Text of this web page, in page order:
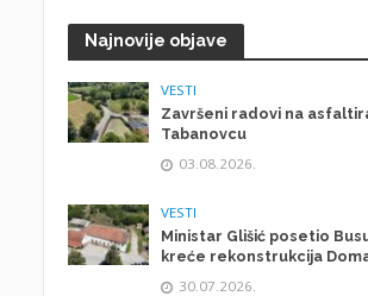
Najnovije objave
VESTI
Završeni radovi na
Tabanovcu
03.08.2026.
VESTI
Ministar Glišić posetio
kreće rekonstrukcija
30.07.2026.